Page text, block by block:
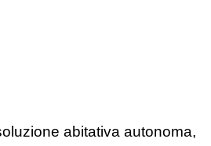
abitativa autonoma,